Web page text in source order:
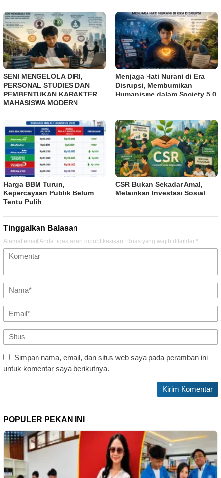
SENI MENGELOLA DIRI,
PERSONAL STUDIES DAN
PEMBENTUKAN KARAKTER
MAHASISWA MODERN
Menjaga Hati Nurani di Era
Disrupsi, Membumikan
Humanisme dalam Society 5.0
Harga BBM Turun,
Kepercayaan Publik Belum
Tentu Pulih
CSR Bukan Sekadar Amal,
Melainkan Investasi Sosial
Tinggalkan Balasan
Alamat email Anda tidak akan dipublikasikan. Ruas yang wajib ditandai *
Simpan nama, email, dan situs web saya pada peramban ini
untuk komentar saya berikutnya.
POPULER PEKAN INI